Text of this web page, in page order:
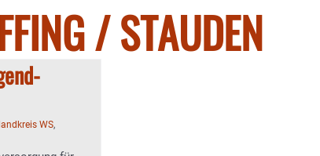
/ STAUDEN
WS,